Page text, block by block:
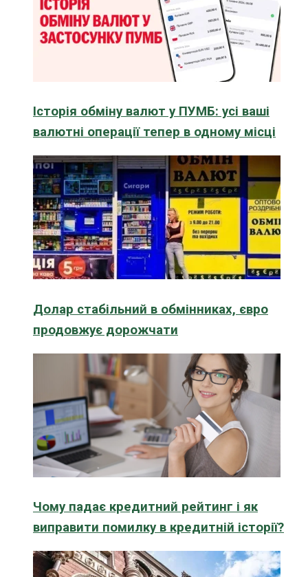
Історія обміну валют у ПУМБ: усі ваші
валютні операції тепер в одному місці
Долар стабільний в обмінниках, євро
продовжує дорожчати
Чому падає кредитний рейтинг і як
виправити помилку в кредитній історії?